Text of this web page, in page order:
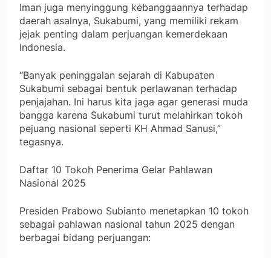
Iman juga menyinggung kebanggaannya terhadap
daerah asalnya, Sukabumi, yang memiliki rekam
jejak penting dalam perjuangan kemerdekaan
Indonesia.
“Banyak peninggalan sejarah di Kabupaten
Sukabumi sebagai bentuk perlawanan terhadap
penjajahan. Ini harus kita jaga agar generasi muda
bangga karena Sukabumi turut melahirkan tokoh
pejuang nasional seperti KH Ahmad Sanusi,”
tegasnya.
Daftar 10 Tokoh Penerima Gelar Pahlawan
Nasional 2025
Presiden Prabowo Subianto menetapkan 10 tokoh
sebagai pahlawan nasional tahun 2025 dengan
berbagai bidang perjuangan: